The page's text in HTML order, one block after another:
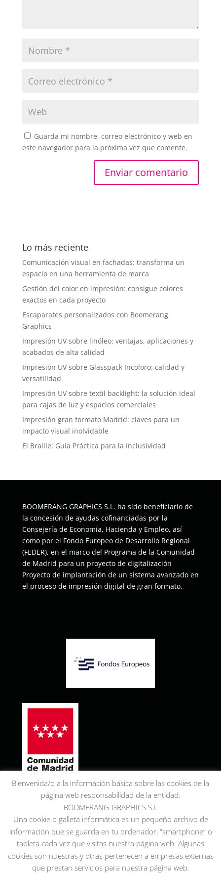
Guarda mi nombre, correo electrónico y web en
este navegador para la próxima vez que comente.
Lo más reciente
Comunicación visual en fachadas: transforma un
espacio en una herramienta de marca
Gestión del color en impresión: consigue colores
exactos en cada proyecto
Escaparates personalizados con Boomerang
Graphics
Impresión UV sobre linóleo: ventajas, aplicaciones y
acabados de alta calidad
Impresión UV sobre Glasspack Incoloro: calidad y
versatilidad
Impresión UV sobre textil backlight: la solución ideal
para cajas de luz y espacios comerciales
Impresión gran formato Madrid: claves para un
impacto visual inolvidable
El Braille: Guía Práctica para la Inclusividad
BOOMERANG GRAPHICS S.L. ha sido beneficiario de
la concesión de ayudas cofinanciadas por la
Consejería de Economía, Hacienda y Empleo, así
como por el Fondo Europeo de Desarrollo Regional
(FEDER), en el marco del Programa de la Comunidad
de Madrid para un proyecto de digitalización
Proyecto de implantación de un sistema avanzado en
el proceso de impresión digital de gran formato.
Bienvenida/o a la información básica sobre las cookies de la
página web responsabilidad de la entidad:
BOOMERANG-GRAPHICS S.L
Una cookie o galleta informática es un pequeño archivo de
información que se guarda en tu ordenador, “smartphone” o
tableta cada vez que visitas nuestra página web. Algunas
cookies son nuestras y otras pertenecen a empresas externas
que prestan servicios para nuestra página web.